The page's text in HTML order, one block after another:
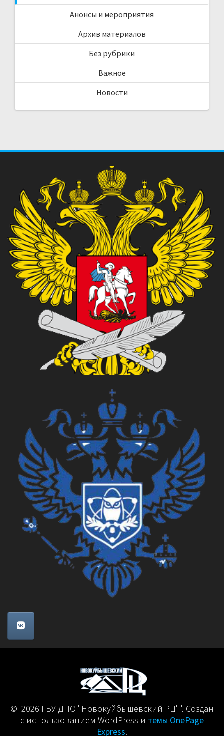
Анонсы и мероприятия
Архив материалов
Без рубрики
Важное
Новости
© 2026 ГБУ ДПО "Новокуйбышевский РЦ"". Создан
с использованием WordPress и темы OnePage
Express.